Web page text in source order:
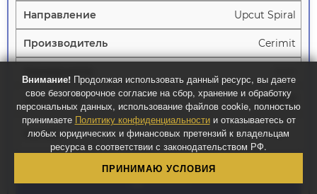
Upcut Spiral
Cerimit
2984 ₽
Купить
Внимание!Продолжая использовать данный ресурс, вы даете
свое безоговорочное согласие на сбор, хранение и обработку
персональных данных, использование файлов cookie, полностью
принимаете Политику конфиденциальностии отказываетесь от
любых юридических и финансовых претензий к владельцам
ресурса в соответствии с законодательством РФ.
ПРИНИМАЮ УСЛОВИЯ